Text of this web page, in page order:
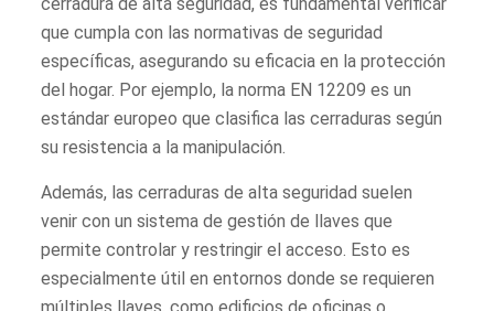
que cumpla con las normativas de seguridad
específicas, asegurando su eficacia en la protección
del hogar. Por ejemplo, la norma EN 12209 es un
estándar europeo que clasifica las cerraduras según
su resistencia a la manipulación.
Además, las cerraduras de alta seguridad suelen
venir con un sistema de gestión de llaves que
permite controlar y restringir el acceso. Esto es
especialmente útil en entornos donde se requieren
múltiples llaves, como edificios de oficinas o